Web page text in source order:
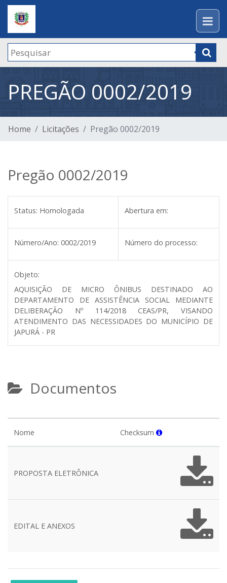
PREGÃO 0002/2019
Home Licitações Pregão 0002/2019
Pregão 0002/2019
Status: Homologada Abertura em:
Número/Ano: 0002/2019 Número do processo:
Objeto:
AQUISIÇÃO DE MICRO ÔNIBUS DESTINADO AO
DEPARTAMENTO DE ASSISTÊNCIA SOCIAL MEDIANTE
DELIBERAÇÃO Nº 114/2018 CEAS/PR, VISANDO
ATENDIMENTO DAS NECESSIDADES DO MUNICÍPIO DE
JAPURÁ - PR
Documentos
Nome Checksum
PROPOSTA ELETRÔNICA
EDITAL E ANEXOS